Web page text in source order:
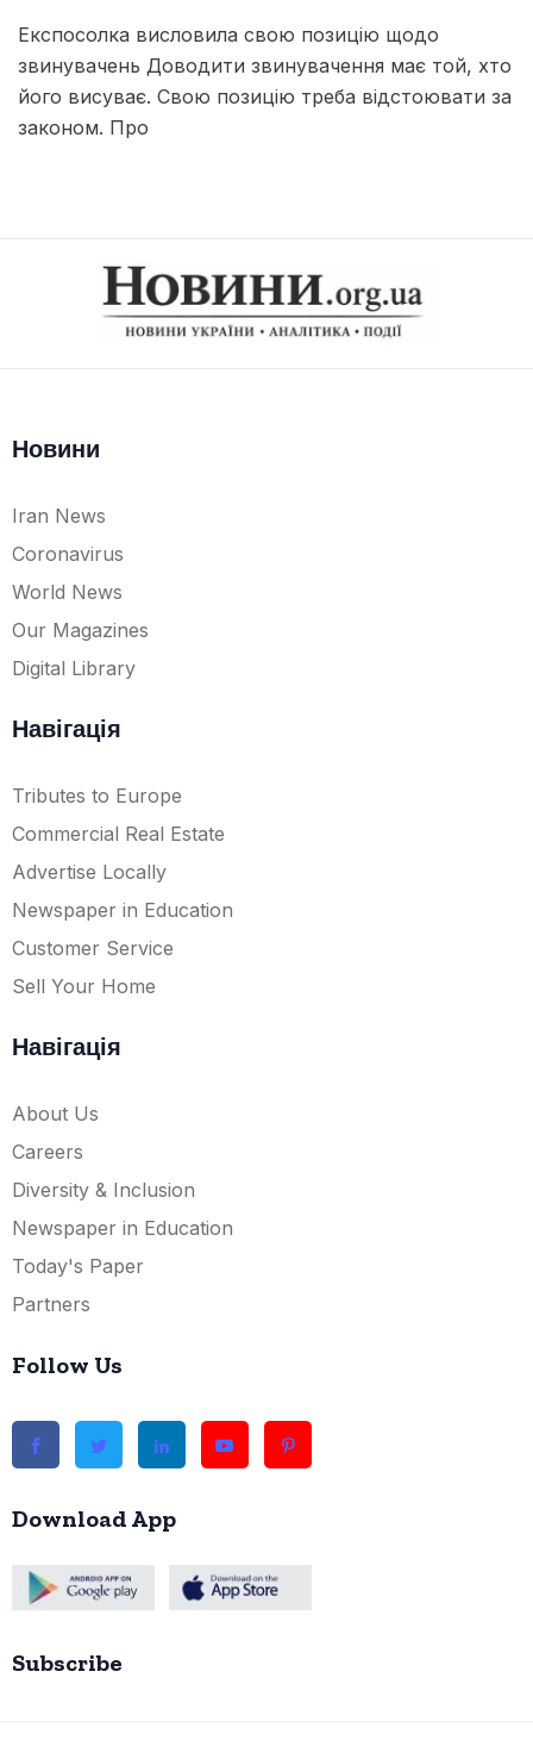
Експосолка висловила свою позицію щодо
звинувачень Доводити звинувачення має той, хто
його висуває. Свою позицію треба відстоювати за
законом. Про
Новини
Iran News
Coronavirus
World News
Our Magazines
Digital Library
Навігація
Tributes to Europe
Commercial Real Estate
Advertise Locally
Newspaper in Education
Customer Service
Sell Your Home
Навігація
About Us
Careers
Diversity & Inclusion
Newspaper in Education
Today's Paper
Partners
Follow Us
Download App
Subscribe